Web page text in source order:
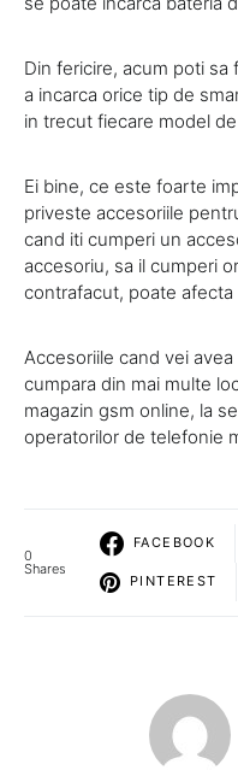
Din fericire, acum poti
a incarca orice tip de
in trecut fiecare model
Ei bine, ce este foarte
priveste accesoriile
cand iti cumperi un
accesoriu, sa il cumperi
contrafacut, poate
Accesoriile cand vei
cumpara din mai multe
magazin gsm online, la
operatorilor de telefonie
0
Shares
FACEBOOK
PINTEREST